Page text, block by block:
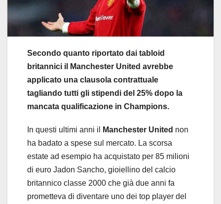
Secondo quanto riportato dai tabloid
britannici il Manchester United avrebbe
applicato una clausola contrattuale
tagliando tutti gli stipendi del 25% dopo la
mancata qualificazione in Champions.
In questi ultimi anni il Manchester United non
ha badato a spese sul mercato. La scorsa
estate ad esempio ha acquistato per 85 milioni
di euro Jadon Sancho, gioiellino del calcio
britannico classe 2000 che già due anni fa
prometteva di diventare uno dei top player del